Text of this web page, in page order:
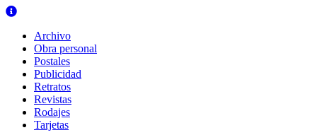
Archivo
Obra personal
Postales
Publicidad
Retratos
Revistas
Rodajes
Tarjetas